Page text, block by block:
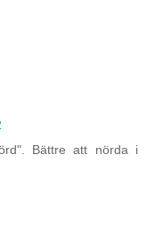
Bättre att nörda i